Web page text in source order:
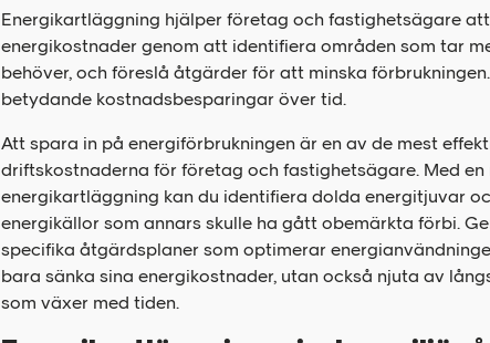
Energikartläggning hjälper företag och fastighetsägare
energikostnader genom att identifiera områden som tar
behöver, och föreslå åtgärder för att minska
betydande kostnadsbesparingar över tid.
Att spara in på energiförbrukningen är en av de mest
driftskostnaderna för företag och fastighetsägare. Med
energikartläggning kan du identifiera dolda energitjuvar
energikällor som annars skulle ha gått obemärkta förbi.
specifika åtgärdsplaner som optimerar
bara sänka sina energikostnader, utan också njuta av
som växer med tiden.